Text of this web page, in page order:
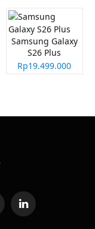
Samsung Galaxy
S26 Plus
Rp19.499.000
LinkedIn